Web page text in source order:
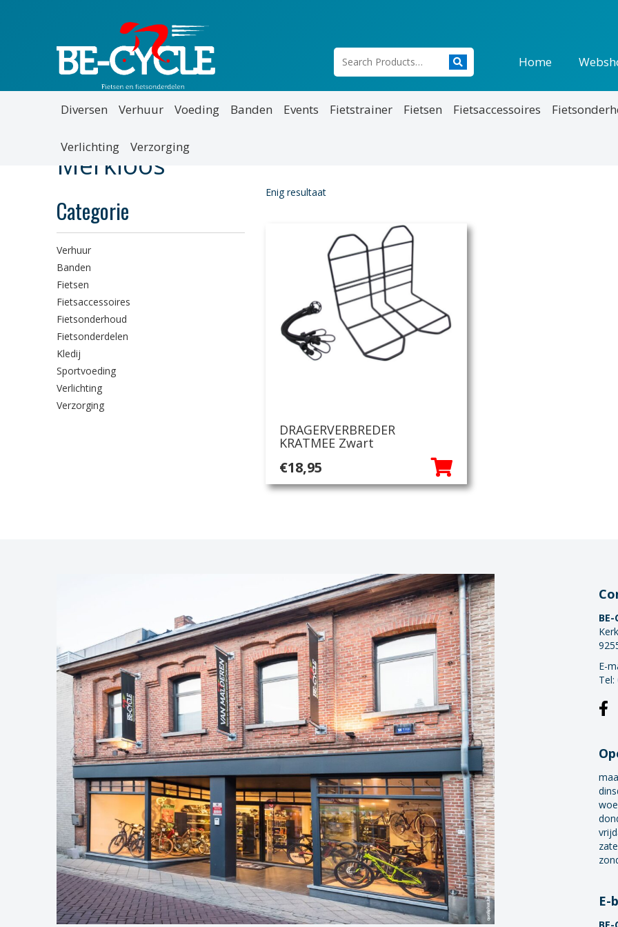
Home
Diversen Verhuur Voeding Banden Events Fietstrainer Fietsen Fietsaccessoires
Verlichting Verzorging
Merkloos
Categorie
Verhuur
Banden
Fietsen
Fietsaccessoires
Fietsonderhoud
Fietsonderdelen
Kledij
Sportvoeding
Verlichting
Verzorging
Enig resultaat
DRAGERVERBREDER
KRATMEE Zwart
€18,95
E-
Tel:
E-